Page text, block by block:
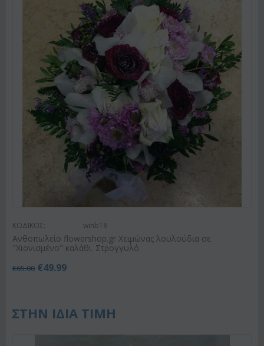
ΚΩΔΙΚΟΣ: winb18
Ανθοπωλείο flowershop.gr Χειμώνας λουλούδια σε
"Χιονισμένο" καλάθι. Στρογγυλό.
€65.00 €49.99
ΣΤΗΝ ΙΔΙΑ ΤΙΜΗ